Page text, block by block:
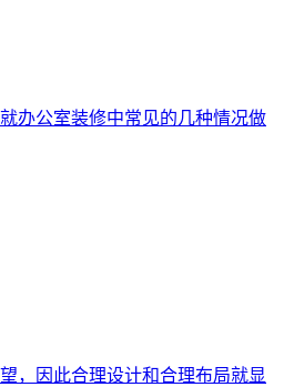
办公室装修中常见的几种情况做
，因此合理设计和合理布局就显